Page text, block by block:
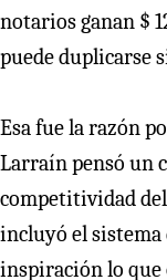
notarios ganan $
puede duplicarse
Esa fue la razón
Larraín pensó un
competitividad del
incluyó el sistema
inspiración lo que